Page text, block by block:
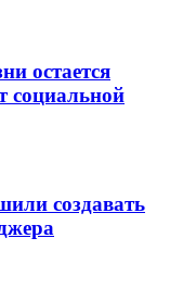
остается
социальной
создавать